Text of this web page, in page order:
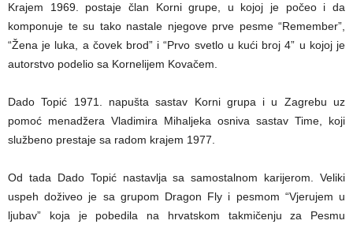
Krajem 1969. postaje član Korni grupe, u kojoj je počeo i da
komponuje te su tako nastale njegove prve pesme “Remember”,
“Žena je luka, a čovek brod” i “Prvo svetlo u kući broj 4” u kojoj je
autorstvo podelio sa Kornelijem Kovačem.
Dado Topić 1971. napušta sastav Korni grupa i u Zagrebu uz
pomoć menadžera Vladimira Mihaljeka osniva sastav Time, koji
službeno prestaje sa radom krajem 1977.
Od tada Dado Topić nastavlja sa samostalnom karijerom. Veliki
uspeh doživeo je sa grupom Dragon Fly i pesmom “Vjerujem u
ljubav” koja je pobedila na hrvatskom takmičenju za Pesmu